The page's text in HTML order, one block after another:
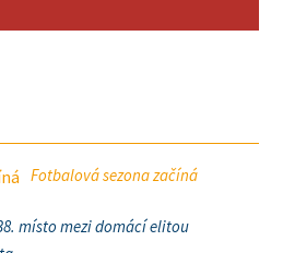
Fotbalová sezona začíná
místo mezi domácí elitou